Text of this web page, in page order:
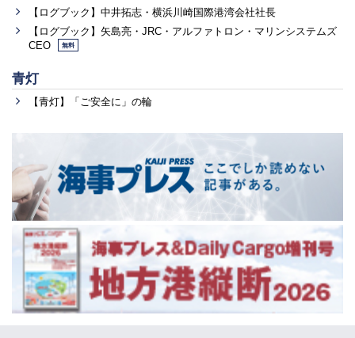
【ログブック】中井拓志・横浜川崎国際港湾会社社長
【ログブック】矢島亮・JRC・アルファトロン・マリンシステムズ
CEO
無料
青灯
【青灯】「ご安全に」の輪